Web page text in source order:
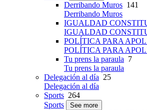
Derribando Muros 141
Derribando Muros
IGUALDAD
IGUALDAD
POLÍTICA PARA
POLÍTICA PARA
Tu prens la paraula 7
Tu prens la paraula
Delegación al día 25
Delegación al día
Sports 264
Sports
See more